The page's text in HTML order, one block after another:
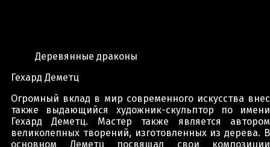
Деревянные драконы
Гехард Деметц
Огромный вклад в мир современного искусства внес
также выдающийся художник-скульптор по имени
Гехард Деметц. Мастер также является автором
великолепных творений, изготовленных из дерева. В
основном Деметц посвящал свои композиции